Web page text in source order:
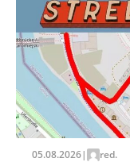
Zapamiętaj
pisania
05.08.2026| red.